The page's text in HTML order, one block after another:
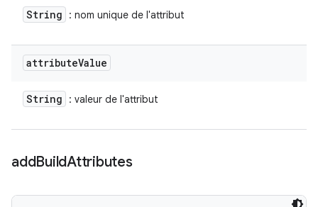
String : nom unique de l'attribut
attributeValue
String : valeur de l'attribut
addBuildAttributes